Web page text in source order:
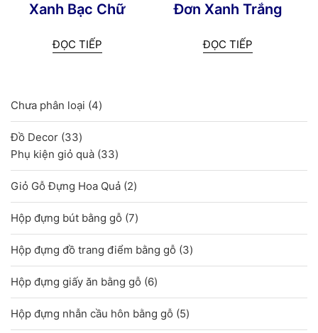
Xanh Bạc Chữ
ĐỌC TIẾP
Đơn Xanh Trắng
ĐỌC TIẾP
Chưa phân loại 44
sản
Đồ Decor 3333
sản
phẩm
Phụ kiện giỏ quà 3333
sản
phẩm
Giỏ Gỗ Đựng Hoa Quả 22
sản
phẩm
Hộp đựng bút bằng gỗ 77
sản
phẩm
Hộp đựng đồ trang điểm bằng gỗ 33
sản
Hộp đựng giấy ăn bằng gỗ 66
sản
phẩm
Hộp đựng nhẫn cầu hôn bằng gỗ 55
sản